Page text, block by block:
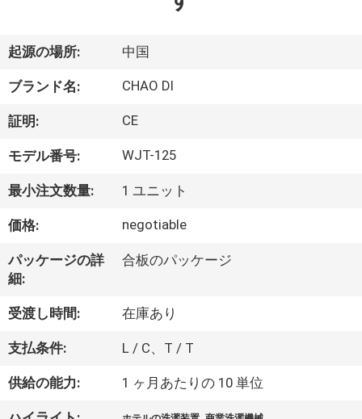
ク
ト
ビ
デ
私
つ
い
起源の場所: 中国
ブランド名: CHAO DI
証明: CE
モデル番号: WJT-125
最小注文数量: 1 ユニット
価格: negotiable
パッケージの詳
細:
合板のパッケージ
受渡し時間: 在庫あり
支払条件: L / C、T / T
供給の能力: 1 ヶ月あたりの 10 単位